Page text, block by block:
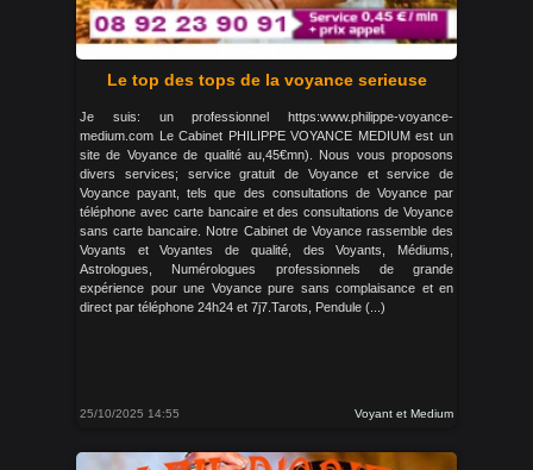
Le top des tops de la voyance serieuse
Je suis: un professionnel https:www.philippe-voyance-
medium.com Le Cabinet PHILIPPE VOYANCE MEDIUM est un
site de Voyance de qualité au,45€mn). Nous vous proposons
divers services; service gratuit de Voyance et service de
Voyance payant, tels que des consultations de Voyance par
téléphone avec carte bancaire et des consultations de Voyance
sans carte bancaire. Notre Cabinet de Voyance rassemble des
Voyants et Voyantes de qualité, des Voyants, Médiums,
Astrologues, Numérologues professionnels de grande
expérience pour une Voyance pure sans complaisance et en
direct par téléphone 24h24 et 7j7.Tarots, Pendule (...)
25/10/2025 14:55 Voyant et Medium